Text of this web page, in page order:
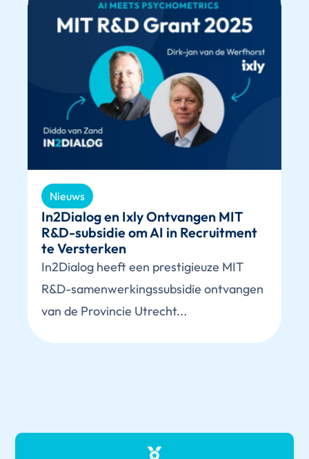
Nieuws
In2Dialog en Ixly Ontvangen MIT
R&D-subsidie om AI in Recruitment
te Versterken
In2Dialog heeft een prestigieuze MIT
R&D-samenwerkingssubsidie ontvangen
van de Provincie Utrecht...